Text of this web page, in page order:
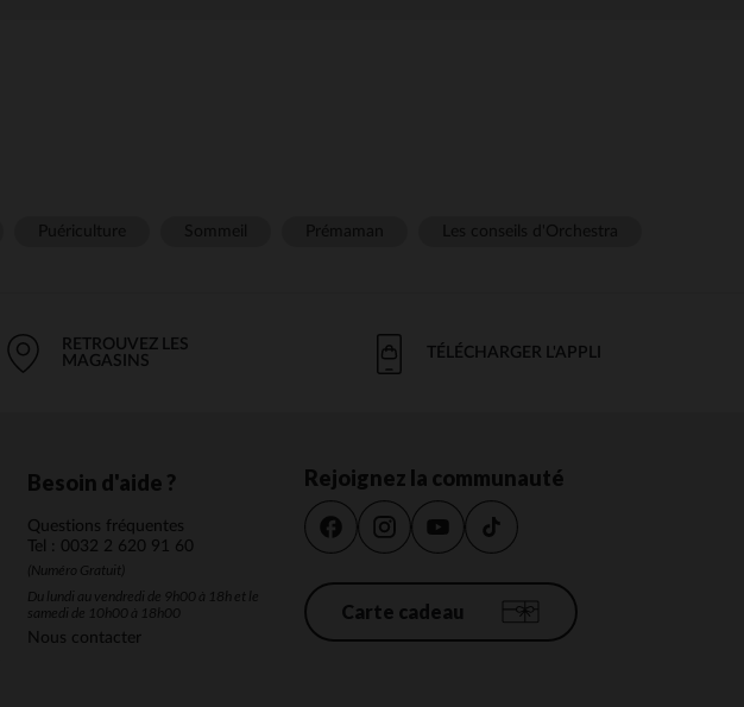
RETROUVEZ LES
MAGASINS
TÉLÉCHARGER L'APPLI
Besoin d'aide ?
Questions fréquentes
Tel : 0032 2 620 91 60
(Numéro Gratuit)
Du lundi au vendredi de 9h00 à 18h et le
samedi de 10h00 à 18h00
Nous contacter
Rejoignez la communauté
Carte cadeau